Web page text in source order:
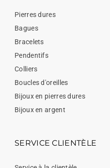
Pierres dures
Bagues
Bracelets
Pendentifs
Colliers
Boucles d'oreilles
Bijoux en pierres dures
Bijoux en argent
SERVICE CLIENTÈLE